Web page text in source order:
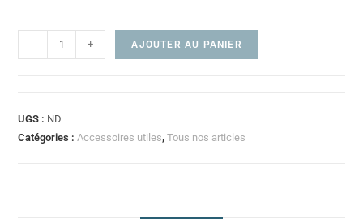
- + AJOUTER AU PANIER
UGS : ND
Catégories :Accessoires utiles,Tous nos articles